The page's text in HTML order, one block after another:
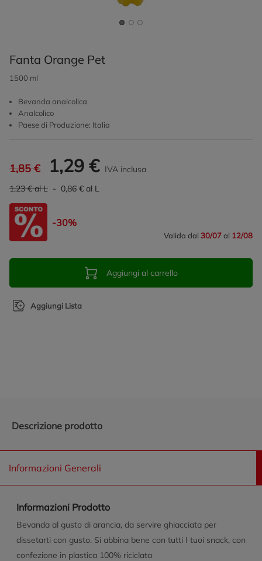
Fanta Orange Pet
1500 ml
Bevanda analcolica
Analcolico
Paese di Produzione: Italia
1,85 € 1,29 € IVA inclusa
1,23 € al L - 0,86 € al L
-30%
Valida dal 30/07al 12/08
Aggiungi al carrello
Aggiungi Lista
Descrizione prodotto
Informazioni Generali
Informazioni Prodotto
Bevanda al gusto di arancia, da servire ghiacciata per
dissetarti con gusto. Si abbina bene con tutti I tuoi snack, con
confezione in plastica 100% riciclata